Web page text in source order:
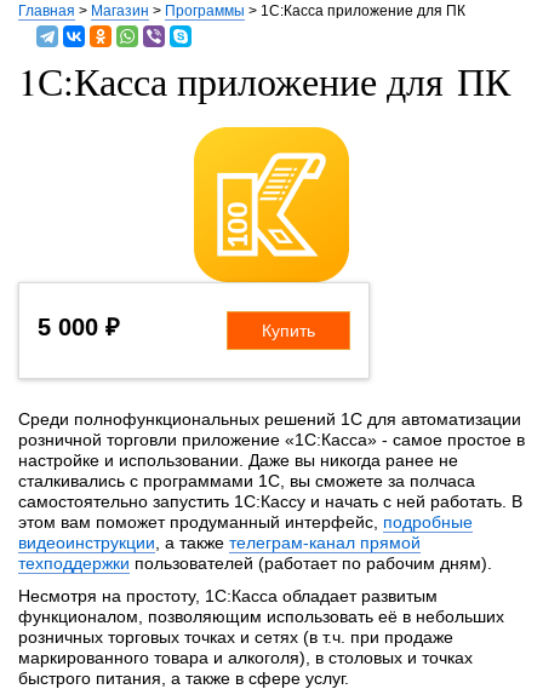
Главная > Магазин > Программы > 1С:Касса приложение для ПК
1С:Касса приложение для ПК
5 000 ₽ Купить
Среди полнофункциональных решений 1С для автоматизации
розничной торговли приложение «1С:Касса» - самое простое в
настройке и использовании. Даже вы никогда ранее не
сталкивались с программами 1С, вы сможете за полчаса
самостоятельно запустить 1С:Кассу и начать с ней работать. В
этом вам поможет продуманный интерфейс, подробные
видеоинструкции , а также телеграм-канал прямой
техподдержки пользователей (работает по рабочим дням).
Несмотря на простоту, 1С:Касса обладает развитым
функционалом, позволяющим использовать её в небольших
розничных торговых точках и сетях (в т.ч. при продаже
маркированного товара и алкоголя), в столовых и точках
быстрого питания, а также в сфере услуг.